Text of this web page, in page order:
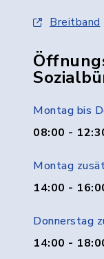
Breitband
Montag bis
08:00 -
Montag
14:00 -
Donnerstag
14:00 -